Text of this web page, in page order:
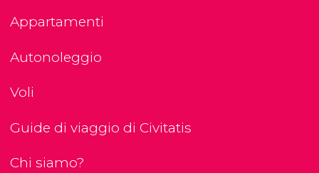
Appartamenti
Autonoleggio
Voli
Guide di viaggio di Civitatis
Chi siamo?